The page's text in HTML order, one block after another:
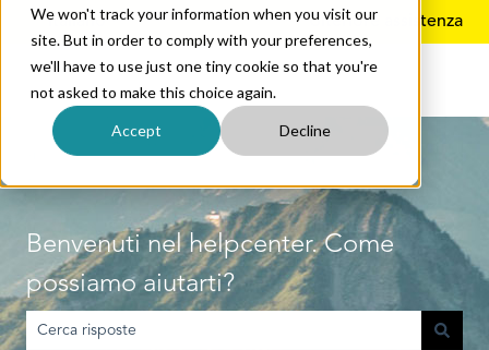
We won't track your information when you visit our
site. But in order to comply with your preferences,
we'll have to use just one tiny cookie so that you're
not asked to make this choice again.
Accept Decline
ItalianoMostra sottomenu per le traduzioniUlteriore assistenza
Benvenuti nel helpcenter. Come
possiamo aiutarti?